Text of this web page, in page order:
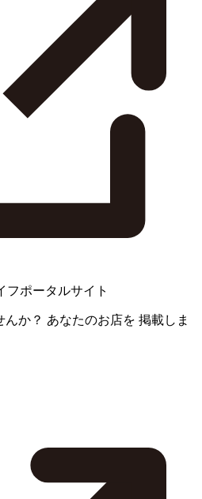
フポータルサイト
んか？ あなたのお店を 掲載しま